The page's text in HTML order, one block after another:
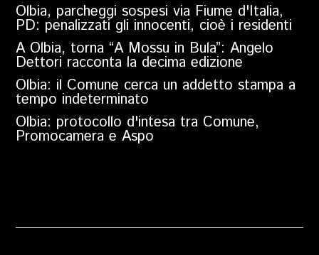
Olbia, parcheggi sospesi via Fiume d'Italia,
PD: penalizzati gli innocenti, cioè i residenti
A Olbia, torna “A Mossu in Bula”: Angelo
Dettori racconta la decima edizione
Olbia: il Comune cerca un addetto stampa a
tempo indeterminato
Olbia: protocollo d'intesa tra Comune,
Promocamera e Aspo